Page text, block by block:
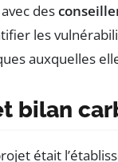
des
les
auxquelles
bilan
était